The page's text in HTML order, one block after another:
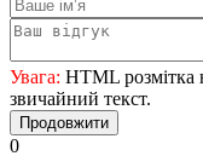
Увага: HTML розмітка
звичайний текст.
Продовжити
0